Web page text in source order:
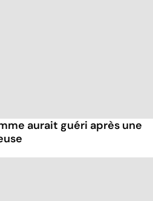
aurait guéri après une